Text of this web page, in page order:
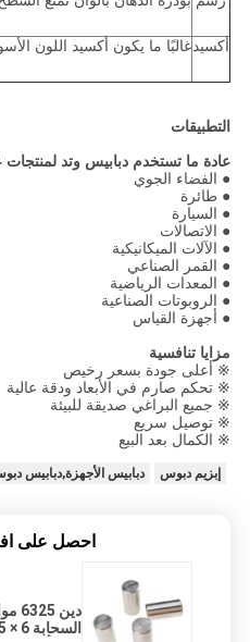
أكسيدغالبًا ما يكون أكسيد اللون
التطبيقات
عادة ما تستخدم دبابيس وتد لمنتجات
● الفضاء الجوي
● طائرة
● السيارة
● الاتصالات
● الآلات الميكانيكية
● القمر الصناعي
● المعدات الرياضية
● الروبوتات الصناعية
● أجهزة القياس
مزايا تنافسية
※ أعلى جودة بسعر رخيص
※ تحكم صارم في الأبعاد ودقة عالية
※ جميع البراغي صديقة للبيئة
※ توصيل سريع
※ الكمال بعد البيع
إبزيم دبوس دبابيس الأجهزة,دبابيس
احصل على